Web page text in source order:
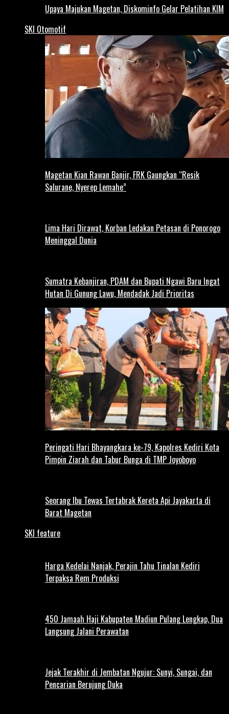
Upaya Majukan Magetan, Diskominfo Gelar Pelatihan KIM
SKI Otomotif
Magetan Kian Rawan Banjir, FRK Gaungkan “Resik
Salurane, Nyerep Lemahe”
Lima Hari Dirawat, Korban Ledakan Petasan di Ponorogo
Meninggal Dunia
Sumatra Kebanjiran, PDAM dan Bupati Ngawi Baru Ingat
Hutan Di Gunung Lawu, Mendadak Jadi Prioritas
Peringati Hari Bhayangkara ke-79, Kapolres Kediri Kota
Pimpin Ziarah dan Tabur Bunga di TMP Joyoboyo
Seorang Ibu Tewas Tertabrak Kereta Api Jayakarta di
Barat Magetan
SKI feature
Harga Kedelai Nanjak, Perajin Tahu Tinalan Kediri
Terpaksa Rem Produksi
450 Jamaah Haji Kabupaten Madiun Pulang Lengkap, Dua
Langsung Jalani Perawatan
Jejak Terakhir di Jembatan Ngujur: Sunyi, Sungai, dan
Pencarian Berujung Duka